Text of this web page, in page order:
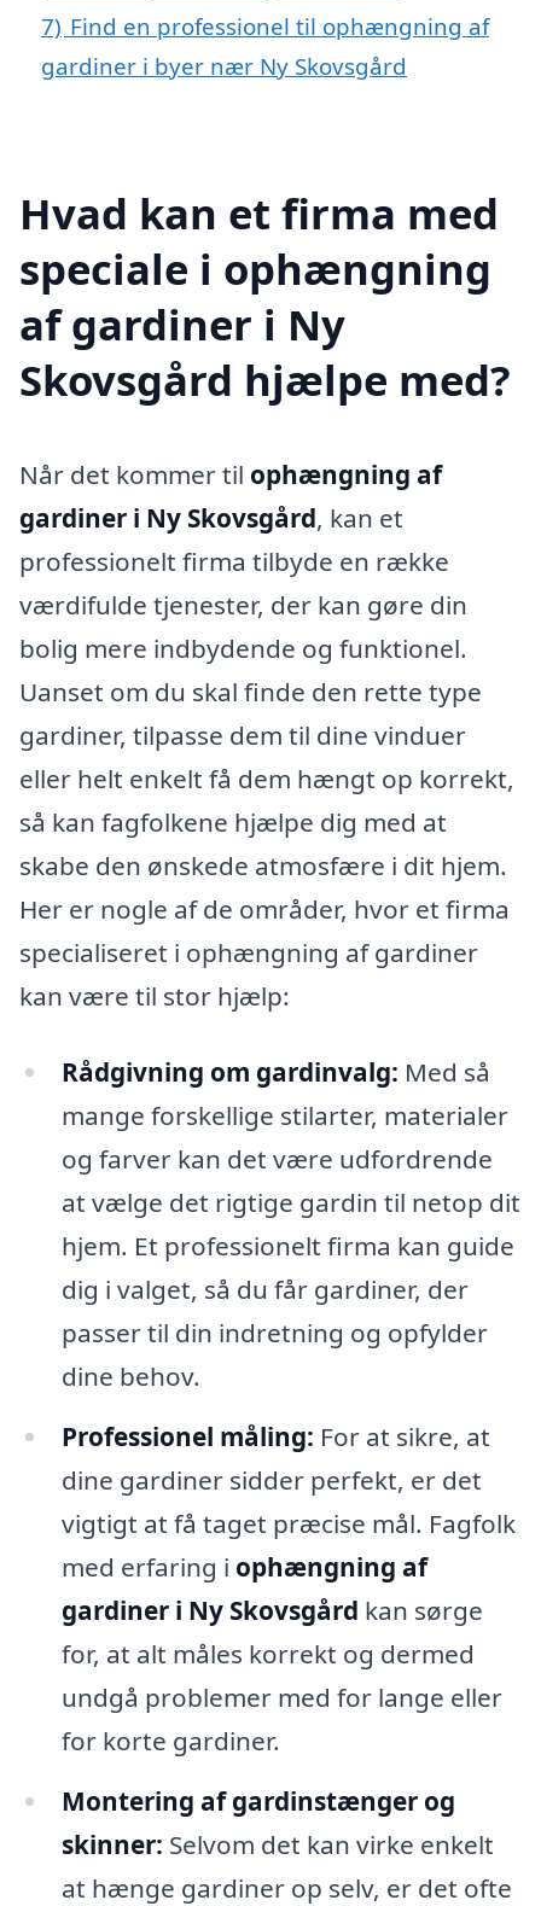
7) Find en professionel til ophængning af
gardiner i byer nær Ny Skovsgård
Hvad kan et firma med
speciale i ophængning
af gardiner i Ny
Skovsgård hjælpe med?
Når det kommer til ophængning af
gardiner i Ny Skovsgård, kan et
professionelt firma tilbyde en række
værdifulde tjenester, der kan gøre din
bolig mere indbydende og funktionel.
Uanset om du skal finde den rette type
gardiner, tilpasse dem til dine vinduer
eller helt enkelt få dem hængt op korrekt,
så kan fagfolkene hjælpe dig med at
skabe den ønskede atmosfære i dit hjem.
Her er nogle af de områder, hvor et firma
specialiseret i ophængning af gardiner
kan være til stor hjælp:
Rådgivning om gardinvalg: Med så
mange forskellige stilarter, materialer
og farver kan det være udfordrende
at vælge det rigtige gardin til netop dit
hjem. Et professionelt firma kan guide
dig i valget, så du får gardiner, der
passer til din indretning og opfylder
dine behov.
Professionel måling: For at sikre, at
dine gardiner sidder perfekt, er det
vigtigt at få taget præcise mål. Fagfolk
med erfaring i ophængning af
gardiner i Ny Skovsgård kan sørge
for, at alt måles korrekt og dermed
undgå problemer med for lange eller
for korte gardiner.
Montering af gardinstænger og
skinner: Selvom det kan virke enkelt
at hænge gardiner op selv, er det ofte